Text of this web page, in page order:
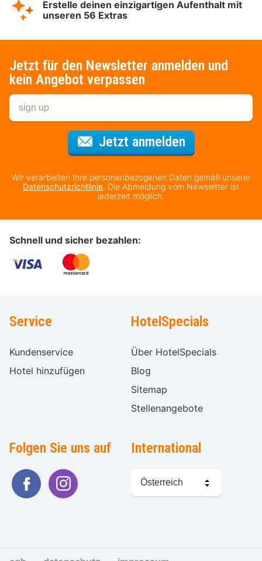
Erstelle deinen einzigartigen Aufenthalt mit
unseren 56 Extras
Jetzt für den Newsletter anmelden und
kein Angebot verpassen
Jetzt anmeldenFür den
Wir verarbeiten Ihre personenbezogenen Daten gemäß unserer
Datenschutzrichtlinie. Die Abmeldung vom Newsletter ist
jederzeit möglich.
Schnell und sicher bezahlen:
Service
Kundenservice
Hotel hinzufügen
HotelSpecials
Über HotelSpecials
Blog
Sitemap
Stellenangebote
Folgen Sie uns auf International
Sprache
wählen